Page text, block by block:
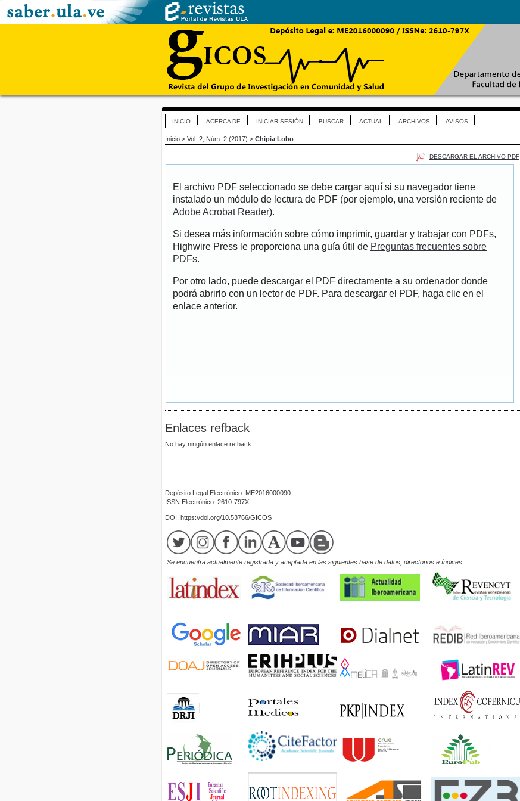
INICIO ACERCA DE INICIAR SESIÓN BUSCAR ACTUAL ARCHIVOS AVISOS
Inicio > Vol. 2, Núm. 2 (2017) > Chipia Lobo
DESCARGAR EL ARCHIVO PDF
El archivo PDF seleccionado se debe cargar aquí si su navegador tiene
instalado un módulo de lectura de PDF (por ejemplo, una versión reciente de
Adobe Acrobat Reader).
Si desea más información sobre cómo imprimir, guardar y trabajar con PDFs,
Highwire Press le proporciona una guía útil de Preguntas frecuentes sobre
PDFs.
Por otro lado, puede descargar el PDF directamente a su ordenador donde
podrá abrirlo con un lector de PDF. Para descargar el PDF, haga clic en el
enlace anterior.
Enlaces refback
No hay ningún enlace refback.
Depósito Legal Electrónico: ME2016000090
ISSN Electrónico: 2610-797X
DOI: https://doi.org/10.53766/GICOS
Se encuentra actualmente registrada y aceptada en las siguientes base de datos, directorios e índices: